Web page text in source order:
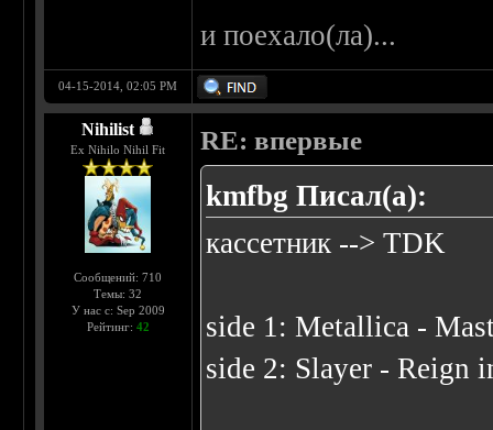
и поехало(ла)...
04-15-2014, 02:05 PM
Nihilist
Ex Nihilo Nihil Fit
Сообщений: 710
Темы: 32
У нас с: Sep 2009
Рейтинг: 42
RE: впервые
kmfbg Писал(а):
кассетник --> TDK
side 1: Metallica -
side 2: Slayer - Reign